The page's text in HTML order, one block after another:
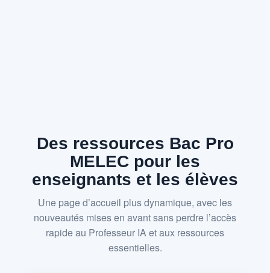
Des ressources Bac Pro
MELEC pour les
enseignants et les élèves
Une page d’accueil plus dynamique, avec les
nouveautés mises en avant sans perdre l’accès
rapide au Professeur IA et aux ressources
essentielles.